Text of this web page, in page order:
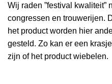
Wij raden ”festival kwaliteit”
congressen en trouwerijen.
het product worden hier
gesteld. Zo kan er een
zijn of het product wiebelen.